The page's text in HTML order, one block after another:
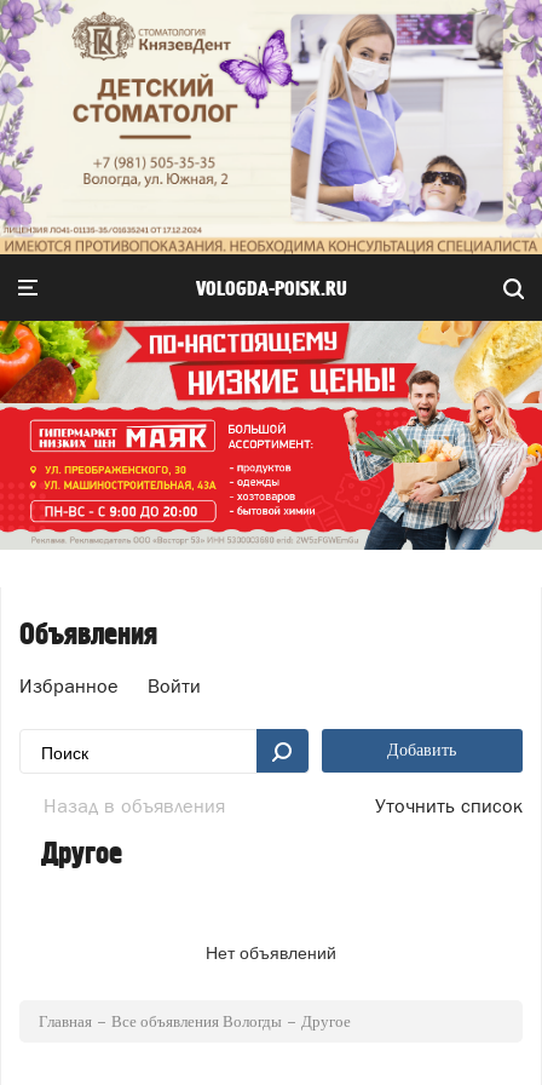
VOLOGDA-POISK.RU
Объявления
Избранное Войти
Добавить
Назад в объявления Уточнить список
Другое
Нет объявлений
Главная Все объявления Вологды Другое